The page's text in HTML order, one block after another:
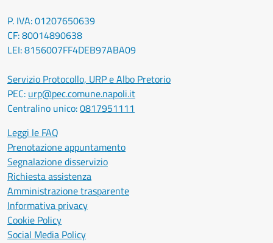
P. IVA: 01207650639
CF: 80014890638
LEI: 8156007FF4DEB97ABA09
Servizio Protocollo, URP e Albo Pretorio
PEC: urp@pec.comune.napoli.it
Centralino unico:0817951111
Leggi le FAQ
Prenotazione appuntamento
Segnalazione disservizio
Richiesta assistenza
Amministrazione trasparente
Informativa privacy
Cookie Policy
Social Media Policy